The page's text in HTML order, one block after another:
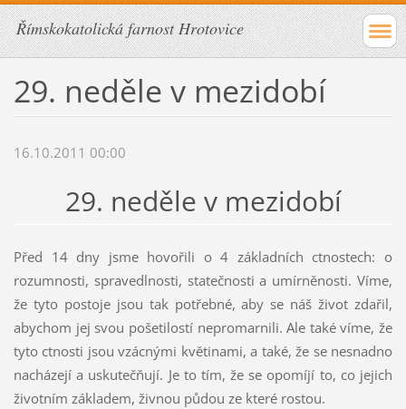
Římskokatolická farnost Hrotovice
29. neděle v mezidobí
16.10.2011 00:00
29. neděle v mezidobí
Před 14 dny jsme hovořili o 4 základních ctnostech: o
rozumnosti, spravedlnosti, statečnosti a umírněnosti. Víme,
že tyto postoje jsou tak potřebné, aby se náš život zdařil,
abychom jej svou pošetilostí nepromarnili. Ale také víme, že
tyto ctnosti jsou vzácnými květinami, a také, že se nesnadno
nacházejí a uskutečňují. Je to tím, že se opomíjí to, co jejich
životním základem, živnou půdou ze které rostou.